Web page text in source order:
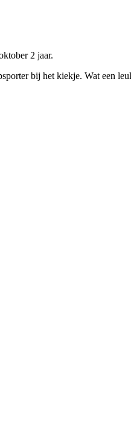
2 jaar.
bij het kiekje. Wat een